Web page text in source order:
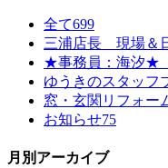
全て699
三浦店長 現場＆
★事務員：海汐★
ゆうきのスタッフ
窓・玄関リフォー
お知らせ75
月別アーカイブ